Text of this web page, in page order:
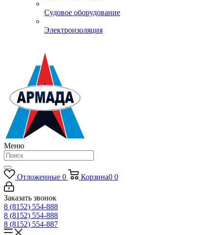
Судовое оборудование
Электроизоляция
Меню
Отложенные 0 Корзина0 0
Заказать звонок
8 (8152) 554-888
8 (8152) 554-888
8 (8152) 554-887